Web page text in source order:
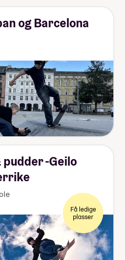
og Barcelona
-Geilo
Få ledige
plasser